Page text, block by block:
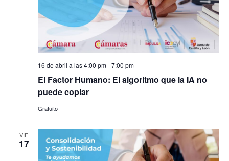
El Factor Humano: El algoritmo que la IA no
puede copiar
16 de abril a las 4:00 pm-7:00 pm
Gratuito
VIE
17